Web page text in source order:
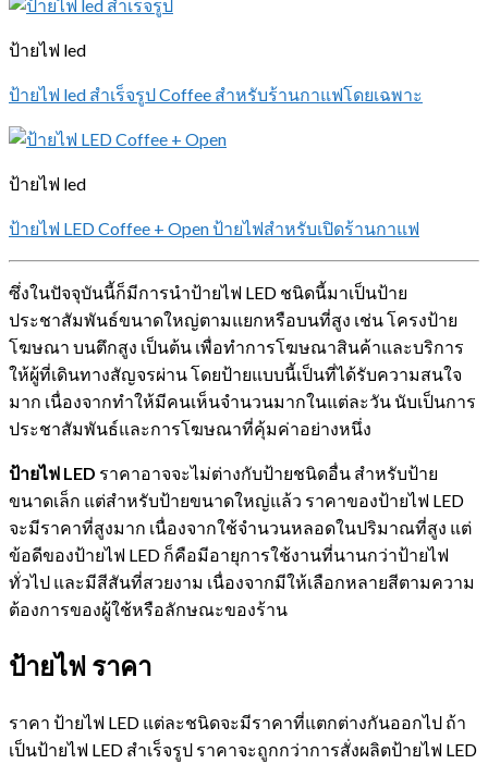
ป้ายไฟ led
ป้ายไฟ led สำเร็จรูป Coffee สำหรับร้านกาแฟโดยเฉพาะ
ป้ายไฟ led
ป้ายไฟ LED Coffee + Open ป้ายไฟสำหรับเปิดร้านกาแฟ
ซึ่งในปัจจุบันนี้ก็มีการนำป้ายไฟ LED ชนิดนี้มาเป็นป้าย
ประชาสัมพันธ์ขนาดใหญ่ตามแยกหรือบนที่สูง เช่น โครงป้าย
โฆษณา บนตึกสูง เป็นต้น เพื่อทำการโฆษณาสินค้าและบริการ
ให้ผู้ที่เดินทางสัญจรผ่าน โดยป้ายแบบนี้เป็นที่ได้รับความสนใจ
มาก เนื่องจากทำให้มีคนเห็นจำนวนมากในแต่ละวัน นับเป็นการ
ประชาสัมพันธ์และการโฆษณาที่คุ้มค่าอย่างหนึ่ง
ป้ายไฟ LED ราคาอาจจะไม่ต่างกับป้ายชนิดอื่น สำหรับป้าย
ขนาดเล็ก แต่สำหรับป้ายขนาดใหญ่แล้ว ราคาของป้ายไฟ LED
จะมีราคาที่สูงมาก เนื่องจากใช้จำนวนหลอดในปริมาณที่สูง แต่
ข้อดีของป้ายไฟ LED ก็คือมีอายุการใช้งานที่นานกว่าป้ายไฟ
ทั่วไป และมีสีสันที่สวยงาม เนื่องจากมีให้เลือกหลายสีตามความ
ต้องการของผู้ใช้หรือลักษณะของร้าน
ป้ายไฟ ราคา
ราคา ป้ายไฟ LED แต่ละชนิดจะมีราคาที่แตกต่างกันออกไป ถ้า
เป็นป้ายไฟ LED สำเร็จรูป ราคาจะถูกกว่าการสั่งผลิตป้ายไฟ LED